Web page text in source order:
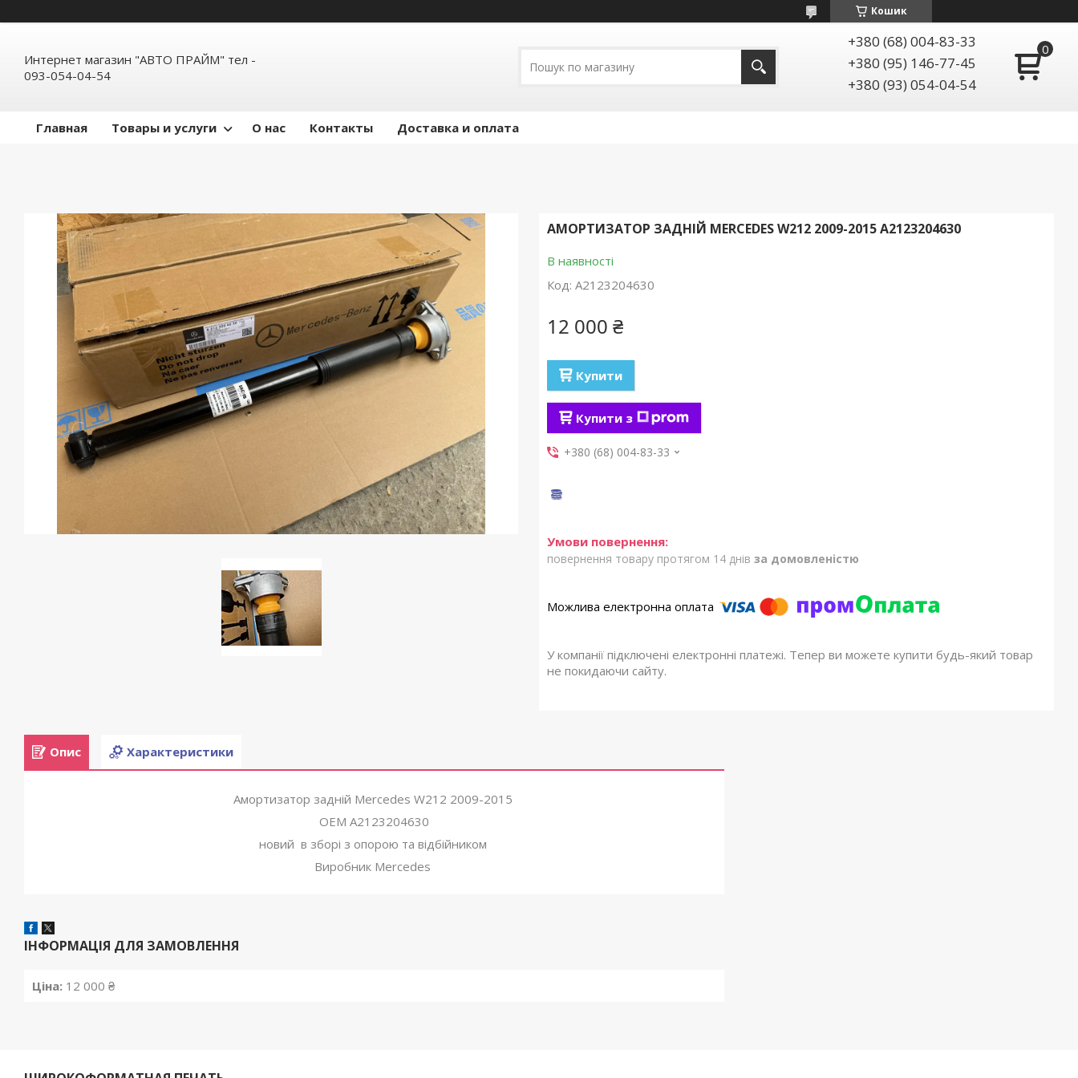
Кошик
Интернет магазин "АВТО ПРАЙМ" тел -
093-054-04-54
+380 (68) 004-83-33
+380 (95) 146-77-45
+380 (93) 054-04-54
Главная Товары и услуги О нас Контакты Доставка и оплата
АМОРТИЗАТОР ЗАДНІЙ MERCEDES W212 2009-2015 A2123204630
В наявності
Код: A2123204630
12 000 ₴
Купити
Купити з
+380 (68) 004-83-33
повернення товару протягом 14 днів за домовленістю
У компанії підключені електронні платежі. Тепер ви можете купити будь-який товар
не покидаючи сайту.
Опис Характеристики
Амортизатор задній Mercedes W212 2009-2015
OEM A2123204630
новий в зборі з опорою та відбійником
Виробник Mercedes
ІНФОРМАЦІЯ ДЛЯ ЗАМОВЛЕННЯ
Ціна: 12 000 ₴